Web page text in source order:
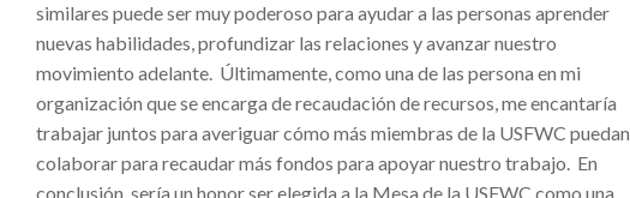
similares puede ser muy poderoso para ayudar a las personas aprender
nuevas habilidades, profundizar las relaciones y avanzar nuestro
movimiento adelante. Últimamente, como una de las persona en mi
organización que se encarga de recaudación de recursos, me encantaría
trabajar juntos para averiguar cómo más miembras de la USFWC puedan
colaborar para recaudar más fondos para apoyar nuestro trabajo. En
conclusión, sería un honor ser elegida a la Mesa de la USFWC como una